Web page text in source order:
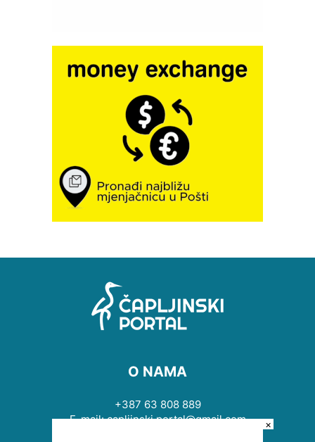
O NAMA
+387 63 808 889
E-mail: capljinski.portal@gmail.com
×